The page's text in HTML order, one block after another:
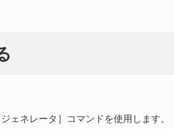
ェネレータ］コマンドを使用します。